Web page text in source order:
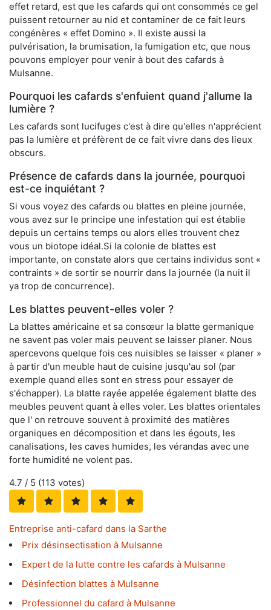
effet retard, est que les cafards qui ont consommés ce gel
puissent retourner au nid et contaminer de ce fait leurs
congénères « effet Domino ». Il existe aussi la
pulvérisation, la brumisation, la fumigation etc, que nous
pouvons employer pour venir à bout des cafards à
Mulsanne.
Pourquoi les cafards s'enfuient quand j'allume la
lumière ?
Les cafards sont lucifuges c'est à dire qu'elles n'apprécient
pas la lumière et préfèrent de ce fait vivre dans des lieux
obscurs.
Présence de cafards dans la journée, pourquoi
est-ce inquiétant ?
Si vous voyez des cafards ou blattes en pleine journée,
vous avez sur le principe une infestation qui est établie
depuis un certains temps ou alors elles trouvent chez
vous un biotope idéal.Si la colonie de blattes est
importante, on constate alors que certains individus sont «
contraints » de sortir se nourrir dans la journée (la nuit il
ya trop de concurrence).
Les blattes peuvent-elles voler ?
La blattes américaine et sa consœur la blatte germanique
ne savent pas voler mais peuvent se laisser planer. Nous
apercevons quelque fois ces nuisibles se laisser « planer »
à partir d'un meuble haut de cuisine jusqu'au sol (par
exemple quand elles sont en stress pour essayer de
s'échapper). La blatte rayée appelée également blatte des
meubles peuvent quant à elles voler. Les blattes orientales
que l' on retrouve souvent à proximité des matières
organiques en décomposition et dans les égouts, les
canalisations, les caves humides, les vérandas avec une
forte humidité ne volent pas.
4.7 / 5 (113 votes)
Entreprise anti-cafard dans la Sarthe
Prix désinsectisation à Mulsanne
Expert de la lutte contre les cafards à Mulsanne
Désinfection blattes à Mulsanne
Professionnel du cafard à Mulsanne